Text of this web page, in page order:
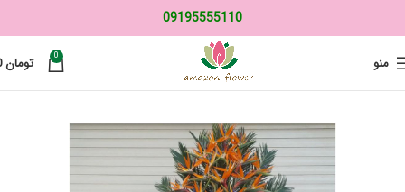
09195555110
منو 0 تومان0